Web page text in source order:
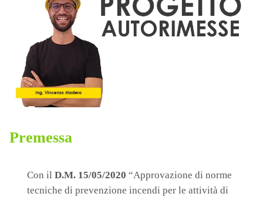
Premessa
Con il D.M. 15/05/2020 “Approvazione di norme
tecniche di prevenzione incendi per le attività di